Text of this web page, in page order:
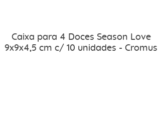
Caixa para 4 Doces Season Love
9x9x4,5 cm c/ 10 unidades - Cromus